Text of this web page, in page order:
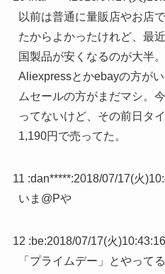
以前は普通に量販店やお店
たからよかったけれど、最
国製品が安くなるのが大半
Aliexpressとかebayの方が
ムセールの方がまだマシ。
ってないけど、その前日タ
1,190円で売ってた。
11 :dan*****:2018/07/17(火
いま@Pや
12 :be:2018/07/17(火)10:43:16
「プライムデー」とやって